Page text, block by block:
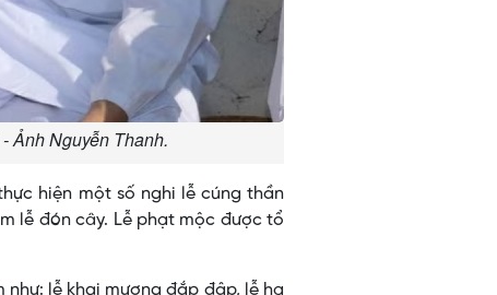
Ảnh Nguyễn Thanh.
hiện một số nghi lễ cúng thần
lễ đón cây. Lễ phạt mộc được tổ
lễ khai mương đắp đập, lễ hạ